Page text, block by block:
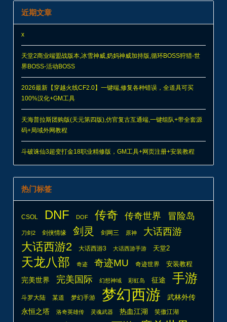
近期文章
x
天堂2商业端盟战版本,冰雪神威,奶妈神威加持版,循环BOSS狩猎-世
界BOSS-活动BOSS
2026最新【穿越火线CF2.0】一键端,修复各种错误，全道具可买
100%汉化+GM工具
天海普拉斯团购版(天元第四版),仿官复古互通端,一键组队+带全套源
码+局域外网教程
斗破诛仙3超变打金18职业精修版，GM工具+网页注册+安装教程
热门标签
CSOL DNF DOF 传奇 传奇世界 冒险岛
刀剑2 剑侠情缘 剑灵 剑网三 原神 大话西游
大话西游2 大话西游3 大话西游手游 天堂2
天龙八部 奇迹 奇迹MU 奇迹世界 安装教程
完美世界 完美国际 幻想神域 彩虹岛 征途 手游
斗罗大陆 某道 梦幻手游 梦幻西游
武林外传
永恒之塔
洛奇英雄传 灵魂武器 热血江湖 笑傲江湖